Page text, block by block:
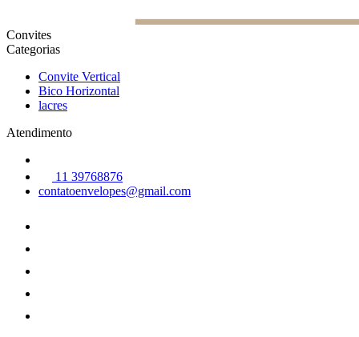
Convites
Categorias
Convite Vertical
Bico Horizontal
lacres
Atendimento
11 39768876
contatoenvelopes@gmail.com